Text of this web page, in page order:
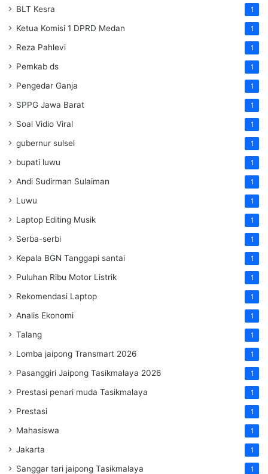
BLT Kesra 1
Ketua Komisi 1 DPRD Medan 1
Reza Pahlevi 1
Pemkab ds 1
Pengedar Ganja 1
SPPG Jawa Barat 1
Soal Vidio Viral 1
gubernur sulsel 1
bupati luwu 1
Andi Sudirman Sulaiman 1
Luwu 1
Laptop Editing Musik 1
Serba-serbi 1
Kepala BGN Tanggapi santai 1
Puluhan Ribu Motor Listrik 1
Rekomendasi Laptop 1
Analis Ekonomi 1
Talang 1
Lomba jaipong Transmart 2026 1
Pasanggiri Jaipong Tasikmalaya 2026 1
Prestasi penari muda Tasikmalaya 1
Prestasi 1
Mahasiswa 1
Jakarta 1
Sanggar tari jaipong Tasikmalaya 1